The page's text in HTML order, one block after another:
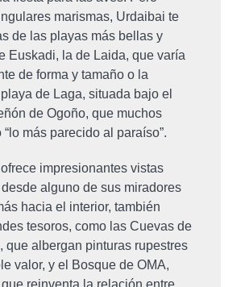
marismas, Urdaibai te
de las playas más bellas y
Euskadi, la de Laida, que varía
de forma y tamaño o la
de Laga, situada bajo el
de Ogoño, que muchos
más parecido al paraíso”.
impresionantes vistas
alguno de sus miradores
hacia el interior, también
tesoros, como las Cuevas de
que albergan pinturas rupestres
valor, y el Bosque de OMA,